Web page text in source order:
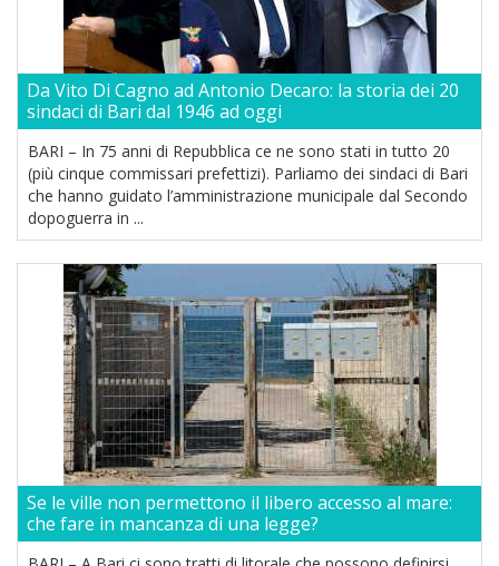
Da Vito Di Cagno ad Antonio Decaro: la storia dei 20
sindaci di Bari dal 1946 ad oggi
BARI – In 75 anni di Repubblica ce ne sono stati in tutto 20
(più cinque commissari prefettizi). Parliamo dei sindaci di Bari
che hanno guidato l’amministrazione municipale dal Secondo
dopoguerra in ...
Se le ville non permettono il libero accesso al mare:
che fare in mancanza di una legge?